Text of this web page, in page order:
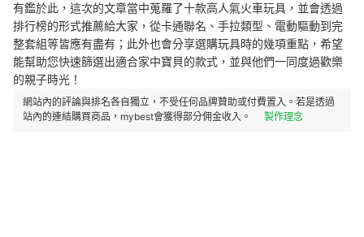
有鑑於此，這次的文章當中蒐羅了十款高人氣火車玩具，並會透過
排行榜的形式推薦給大家，從卡通聯名、手拉類型、電動驅動到完
整套組等皆應有盡有；此外也會分享選購玩具時的幾項重點，希望
能幫助您快速篩選出適合家中寶貝的款式，並與他們一同度過歡樂
的親子時光！
網站內的評論與排名各自獨立，不受任何品牌贊助或付費置入。若是透過
站內的連結購買商品，mybest會獲得部分佣金收入。
製作理念